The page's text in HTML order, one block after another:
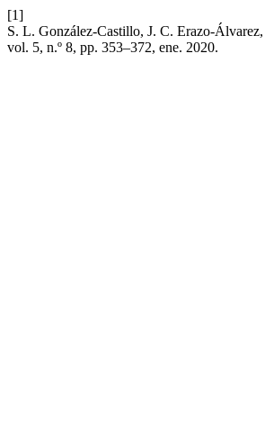
[1]
S. L. González-Castillo, J. C. Erazo-
vol. 5, n.º 8, pp. 353–372, ene. 2020.